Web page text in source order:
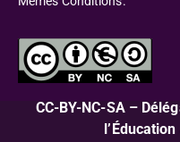
CC-BY-NC-SA –